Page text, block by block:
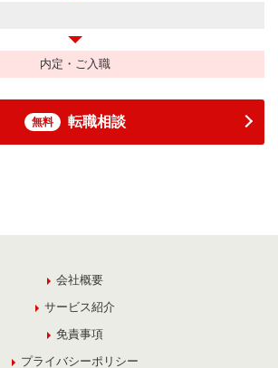
内定・ご入職
無料 転職相談
会社概要
サービス紹介
免責事項
プライバシーポリシー